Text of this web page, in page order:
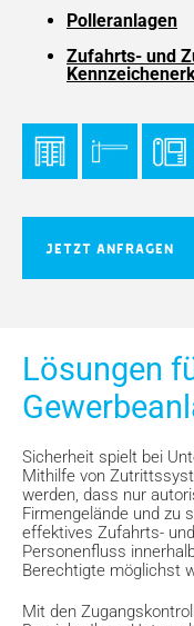
Polleranlagen
Zufahrts- und
JETZT ANFRAGEN
Lösungen
Sicherheit spielt bei
Mithilfe von
werden, dass nur
Firmengelände und zu
effektives Zufahrts-
Personenfluss
Berechtigte möglichst
Mit den